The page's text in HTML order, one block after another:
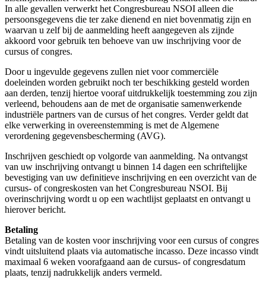
In alle gevallen verwerkt het Congresbureau NSOI alleen die
persoonsgegevens die ter zake dienend en niet bovenmatig zijn en
waarvan u zelf bij de aanmelding heeft aangegeven als zijnde
akkoord voor gebruik ten behoeve van uw inschrijving voor de
cursus of congres.
Door u ingevulde gegevens zullen niet voor commerciële
doeleinden worden gebruikt noch ter beschikking gesteld worden
aan derden, tenzij hiertoe vooraf uitdrukkelijk toestemming zou zijn
verleend, behoudens aan de met de organisatie samenwerkende
industriële partners van de cursus of het congres. Verder geldt dat
elke verwerking in overeenstemming is met de Algemene
verordening gegevensbescherming (AVG).
Inschrijven geschiedt op volgorde van aanmelding. Na ontvangst
van uw inschrijving ontvangt u binnen 14 dagen een schriftelijke
bevestiging van uw definitieve inschrijving en een overzicht van de
cursus- of congreskosten van het Congresbureau NSOI. Bij
overinschrijving wordt u op een wachtlijst geplaatst en ontvangt u
hierover bericht.
Betaling
Betaling van de kosten voor inschrijving voor een cursus of congres
vindt uitsluitend plaats via automatische incasso. Deze incasso vindt
maximaal 6 weken voorafgaand aan de cursus- of congresdatum
plaats, tenzij nadrukkelijk anders vermeld.